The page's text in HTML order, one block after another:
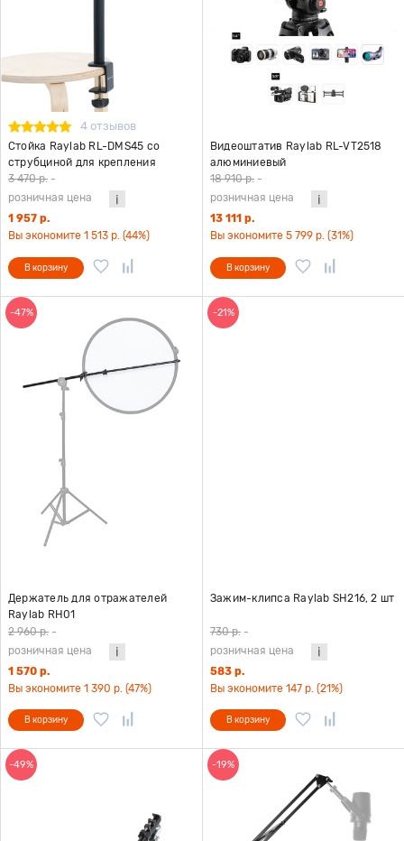
4 отзывов
Стойка Raylab RL-DMS45 со
струбциной для крепления
оборудования к столу
3 470 р. -
розничная цена
1 957 р.
Вы экономите 1 513 р. (44%)
В корзину
Видеоштатив Raylab RL-VT2518
алюминиевый
18 910 р. -
розничная цена
13 111 р.
Вы экономите 5 799 р. (31%)
В корзину
-47%
Держатель для отражателей
Raylab RH01
2 960 р. -
розничная цена
1 570 р.
Вы экономите 1 390 р. (47%)
В корзину
-21%
Зажим-клипса Raylab SH216, 2 шт
730 р. -
розничная цена
583 р.
Вы экономите 147 р. (21%)
В корзину
-49% -19%